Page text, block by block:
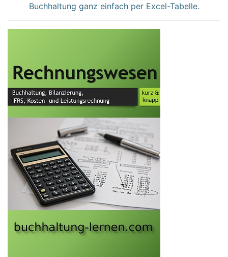
Buchhaltung ganz einfach per Excel-Tabelle.